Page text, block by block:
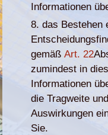
Informationen
das Bestehen
gemäßArt. 22
zumindest in
Informationen
die Tragweite
Auswirkungen
Sie.